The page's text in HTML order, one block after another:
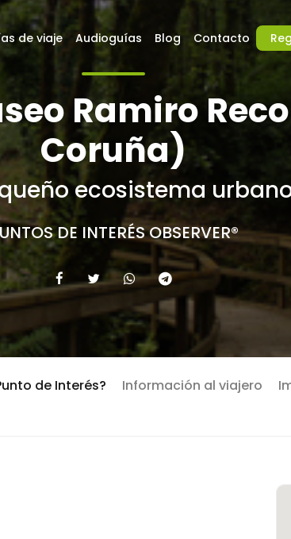
Ramiro
Coruña)
ecosistema
DE INTERÉS OBSERVER®
de Interés? Información al viajero
de viaje Audioguías Blog Contacto